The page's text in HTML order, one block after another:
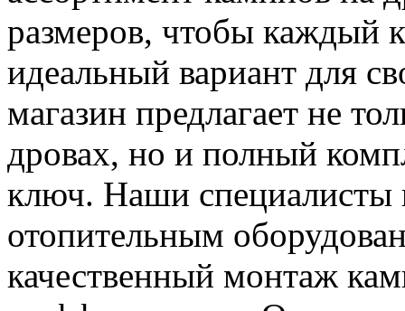
размеров, чтобы каждый
идеальный вариант для
магазин предлагает не
дровах, но и полный
ключ. Наши
отопительным
качественный монтаж